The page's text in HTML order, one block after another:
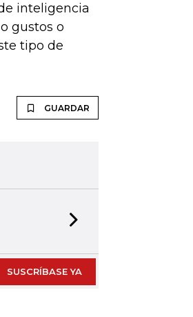
inteligencia
gustos o
tipo de
GUARDAR
SUSCRÍBASE YA